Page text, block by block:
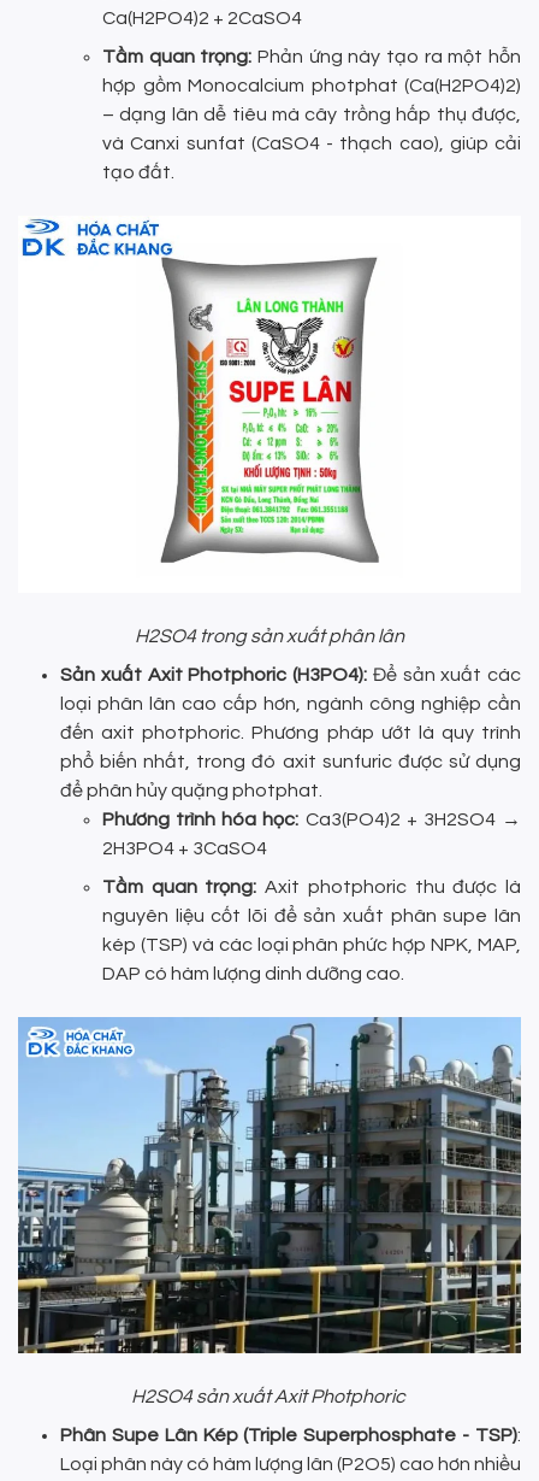
Ca(H2PO4)2 + 2CaSO4
Tầm quan trọng: Phản ứng này tạo ra một hỗn
hợp gồm Monocalcium photphat (Ca(H2PO4)2)
– dạng lân dễ tiêu mà cây trồng hấp thụ được,
và Canxi sunfat (CaSO4 - thạch cao), giúp cải
tạo đất.
H2SO4 trong sản xuất phân lân
Sản xuất Axit Photphoric (H3PO4): Để sản xuất các
loại phân lân cao cấp hơn, ngành công nghiệp cần
đến axit photphoric. Phương pháp ướt là quy trình
phổ biến nhất, trong đó axit sunfuric được sử dụng
để phân hủy quặng photphat.
Phương trình hóa học: Ca3(PO4)2 + 3H2SO4 →
2H3PO4 + 3CaSO4
Tầm quan trọng:Axit photphoric thu được là
nguyên liệu cốt lõi để sản xuất phân supe lân
kép (TSP) và các loại phân phức hợp NPK, MAP,
DAP có hàm lượng dinh dưỡng cao.
H2SO4 sản xuất Axit Photphoric
Phân Supe Lân Kép (Triple Superphosphate - TSP):
Loại phân này có hàm lượng lân (P2O5) cao hơn nhiều